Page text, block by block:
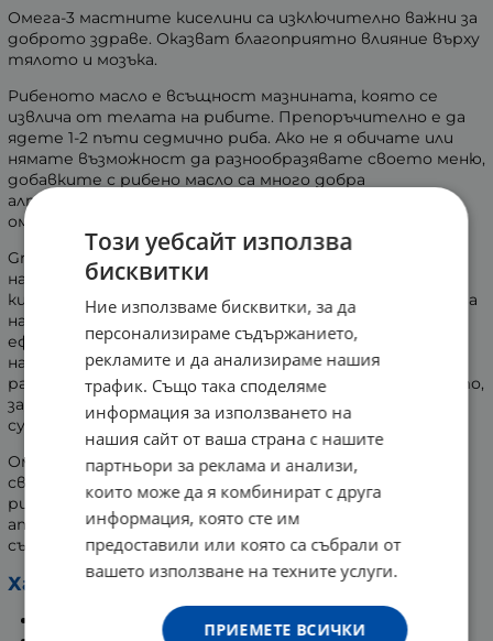
Омега-3 мастните киселини са изключително важни за
доброто здраве. Оказват благоприятно влияние върху
тялото и мозъка.
Рибеното масло е всъщност мазнината, която се
извлича от телата на рибите. Препоръчително е да
ядете 1-2 пъти седмично риба. Ако не я обичате или
нямате възможност да разнообразявате своето меню,
добавките с рибено масло са много добра
алтернатива за прием на достатъчно количество
омега-3 мастни киселини.
Grassberg Omega-3 ви предоставя един много удобен
начин да набавяне на така важните омега-3 мастни
киселини - EPA и DHA. Много са позитивите от приема
на тези 2 съединения. Сред благоприятните им
ефекти са: понижаване на кръвното налягане,
намаляване нивата на триглицериди, подобряване
работата на сърцето и мозъка, засилване на зрението,
заздравяване на ставите, мускулите, хрущялите и
сухожилията и т.н.
Омега-3 рибеното масло е продукт, чийто полезни
свойства са признати от всички. Доказано намалява
рисковете от сърдечно-съдови заболявания като:
атеросклероза, сърдечен удар, коронарна болест на
сърцето и т.н.
Характеристики:
Високо пречистено рибено масло;
Този уебсайт използва
бисквитки
Ние използваме бисквитки, за да
персонализираме съдържанието,
рекламите и да анализираме нашия
трафик. Също така споделяме
информация за използването на
нашия сайт от ваша страна с нашите
партньори за реклама и анализи,
които може да я комбинират с друга
информация, която сте им
предоставили или която са събрали от
вашето използване на техните услуги.
ПРИЕМЕТЕ ВСИЧКИ